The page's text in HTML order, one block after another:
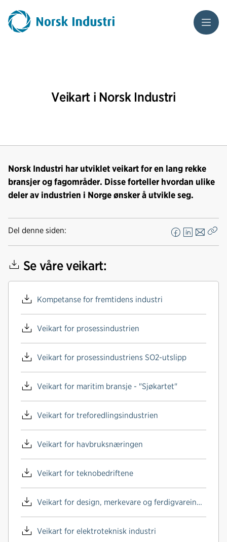
Meny
Veikart i Norsk Industri
Norsk Industri har utviklet veikart for en lang rekke
bransjer og fagområder. Disse forteller hvordan ulike
deler av industrien i Norge ønsker å utvikle seg.
Del denne siden:
F
a
L
i
E
-
Se våre veikart:
Kompetanse for fremtidens industri
Veikart for prosessindustrien
Veikart for prosessindustriens SO2-utslipp
Veikart for maritim bransje - "Sjøkartet"
Veikart for treforedlingsindustrien
Veikart for havbruksnæringen
Veikart for teknobedriftene
Veikart for design, merkevare og ferdigvareindustri
Veikart for elektroteknisk industri